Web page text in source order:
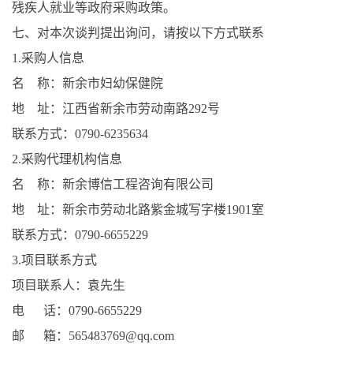
残疾人就业等政府采购政策。
七、对本次谈判 提出询问，请按以下方式联系
1.采购人信息
名
称：新余市妇幼保健院
地
址：江西省新余市劳动南路292号
联系方式： 0790-6235634
2.采购代理机构信息
名
称：新余博信工程咨询有限公司
地
址：新余市劳动北路紫金城写字楼1901室
联系方式： 0790-6655229
3.项目联系方式
项目联系人：袁先生
电
话： 0790-6655229
邮
箱： 565483769@qq.com